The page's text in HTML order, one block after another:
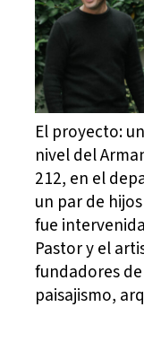
El proyecto:
nivel del
212, en el
un par de
fue
Pastor y el
fundadores
paisajismo,